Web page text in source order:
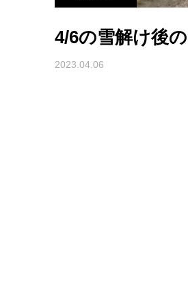
4/6の雪解け後
2023.04.06